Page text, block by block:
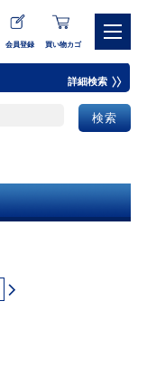
会員登録 買い物カゴ
詳細検索